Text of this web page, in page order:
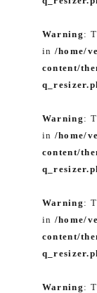
Warning :
in /home/
content/
Warning :
in /home/
content/
Warning :
in /home/
content/
Warning :